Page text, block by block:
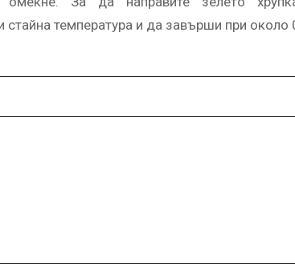
температура и да завърши при около